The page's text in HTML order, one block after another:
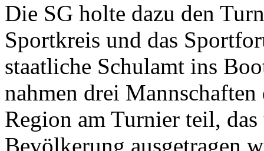
Die SG holte dazu den
Sportkreis und das
staatliche Schulamt ins
nahmen drei
Region am Turnier teil,
Bevölkerung ausgetragen